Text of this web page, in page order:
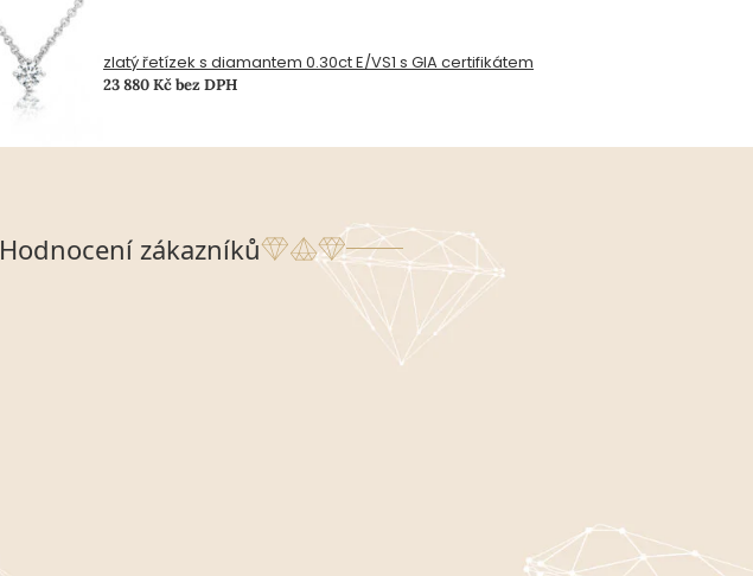
zlatý řetízek s diamantem 0.30ct E/VS1 s GIA certifikátem
23 880 Kč bez DPH
Hodnocení zákazníků